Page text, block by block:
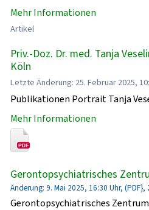
Mehr Informationen
Artikel
Priv.-Doz. Dr. med. Tanja
Köln
Letzte Änderung: 25. Februar 2025,
Publikationen Portrait Tanja
Mehr Informationen
Gerontopsychiatrisches
Änderung: 9. Mai 2025, 16:30 Uhr, (PDF},
Gerontopsychiatrisches